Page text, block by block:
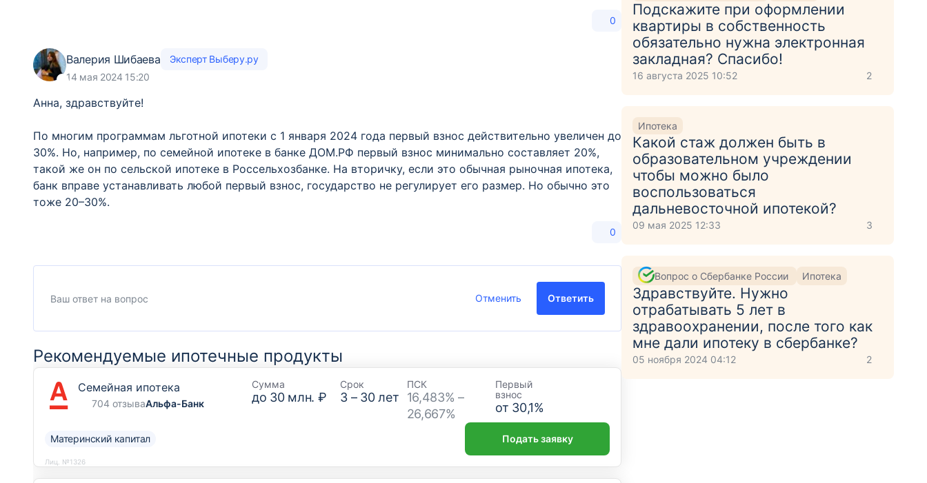
0
Валерия Шибаева
Эксперт Выберу.ру
14 мая 2024 15:20
Анна, здравствуйте!
По многим программам льготной ипотеки с 1 января 2024 года первый взнос действительно увеличен до
30%. Но, например, по семейной ипотеке в банке ДОМ.РФ первый взнос минимально составляет 20%,
такой же он по сельской ипотеке в Россельхозбанке. На вторичку, если это обычная рыночная ипотека,
банк вправе устанавливать любой первый взнос, государство не регулирует его размер. Но обычно это
тоже 20–30%.
0
Отменить Ответить
Рекомендуемые ипотечные продукты
Семейная ипотека
704 отзываАльфа-Банк
Сумма
до 30 млн. ₽
Срок
3 – 30лет
ПСК
16,483% –
26,667%
Первый
взнос
от 30,1%
Материнский капитал Подать заявку
Лиц. №1326
Подскажите при оформлении
квартиры в собственность
обязательно нужна электронная
закладная? Спасибо!
16 августа 2025 10:52 2
Ипотека
Какой стаж должен быть в
образовательном учреждении
чтобы можно было
воспользоваться
дальневосточной ипотекой?
09 мая 2025 12:33 3
Вопрос о Сбербанке России Ипотека
Здравствуйте. Нужно
отрабатывать 5 лет в
здравоохранении, после того как
мне дали ипотеку в сбербанке?
05 ноября 2024 04:12 2